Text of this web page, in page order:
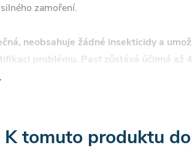
zamoření.
neobsahuje žádné insekticidy a
problému. Past zůstává účinná až 4
z krabičky a rozložte ji
K tomuto produktu